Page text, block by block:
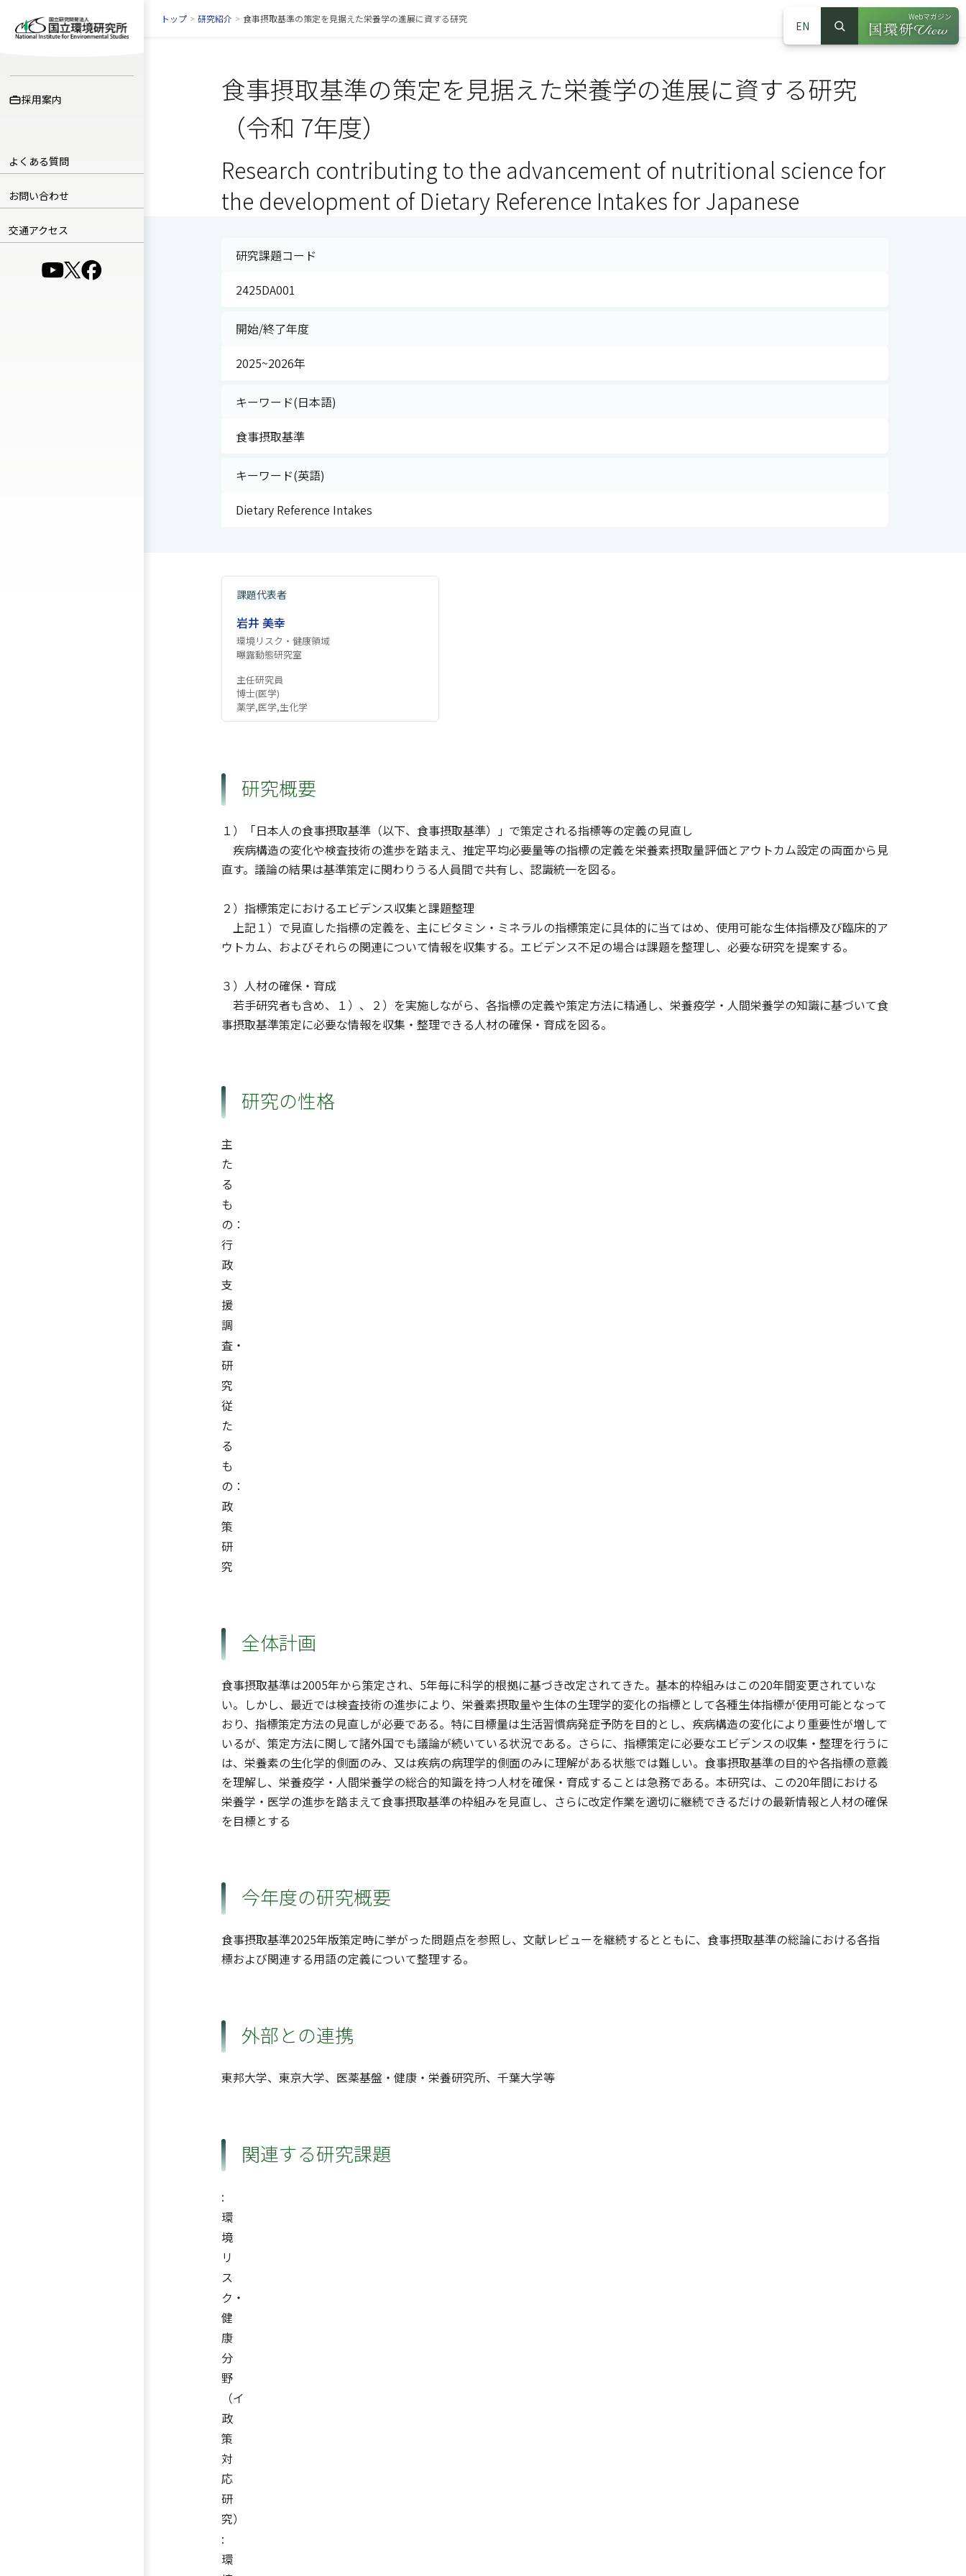
採用案内
よくある質問
お問い合わせ
交通アクセス
（別ウインドウで開きます）
（別ウインドウで開きます）
（別ウインドウで開きます）
EN
サイト内検索
検索
Webマガジン
（別ウインドウ
トップ > 研究紹介 > 食事摂取基準の策定を見据えた栄養学の進展に資する研究
食事摂取基準の策定を見据えた栄養学の進展に資する研究
（令和 7年度）
Research contributing to the advancement of nutritional science for
the development of Dietary Reference Intakes for Japanese
研究課題コード
2425DA001
開始/終了年度
2025~2026年
キーワード(日本語)
食事摂取基準
キーワード(英語)
Dietary Reference Intakes
課題代表者
岩井 美幸
環境リスク・健康領域
曝露動態研究室
主任研究員
博士(医学)
薬学,医学,生化学
研究概要
１）「日本人の食事摂取基準（以下、食事摂取基準）」で策定される指標等の定義の見直し
疾病構造の変化や検査技術の進歩を踏まえ、推定平均必要量等の指標の定義を栄養素摂取量評価とアウトカム設定の両面から見
直す。議論の結果は基準策定に関わりうる人員間で共有し、認識統一を図る。
２）指標策定におけるエビデンス収集と課題整理
上記１）で見直した指標の定義を、主にビタミン・ミネラルの指標策定に具体的に当てはめ、使用可能な生体指標及び臨床的ア
ウトカム、およびそれらの関連について情報を収集する。エビデンス不足の場合は課題を整理し、必要な研究を提案する。
３）人材の確保・育成
若手研究者も含め、１）、２）を実施しながら、各指標の定義や策定方法に精通し、栄養疫学・人間栄養学の知識に基づいて食
事摂取基準策定に必要な情報を収集・整理できる人材の確保・育成を図る。
研究の性格
主
た
る
も
の：
行
政
支
援
調
査・
研
究
従
た
る
も
の：
政
策
研
究
全体計画
食事摂取基準は2005年から策定され、5年毎に科学的根拠に基づき改定されてきた。基本的枠組みはこの20年間変更されていな
い。しかし、最近では検査技術の進歩により、栄養素摂取量や生体の生理学的変化の指標として各種生体指標が使用可能となって
おり、指標策定方法の見直しが必要である。特に目標量は生活習慣病発症予防を目的とし、疾病構造の変化により重要性が増して
いるが、策定方法に関して諸外国でも議論が続いている状況である。さらに、指標策定に必要なエビデンスの収集・整理を行うに
は、栄養素の生化学的側面のみ、又は疾病の病理学的側面のみに理解がある状態では難しい。食事摂取基準の目的や各指標の意義
を理解し、栄養疫学・人間栄養学の総合的知識を持つ人材を確保・育成することは急務である。本研究は、この20年間における
栄養学・医学の進歩を踏まえて食事摂取基準の枠組みを見直し、さらに改定作業を適切に継続できるだけの最新情報と人材の確保
を目標とする
今年度の研究概要
食事摂取基準2025年版策定時に挙がった問題点を参照し、文献レビューを継続するとともに、食事摂取基準の総論における各指
標および関連する用語の定義について整理する。
外部との連携
東邦大学、東京大学、医薬基盤・健康・栄養研究所、千葉大学等
関連する研究課題
:
環
境
リ
ス
ク・
健
康
分
野
（イ
政
策
対
応
研
究）
:
環